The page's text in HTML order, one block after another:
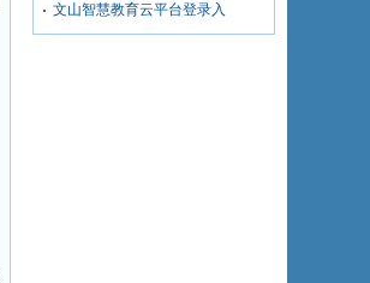
文山智慧教育云平台登录入